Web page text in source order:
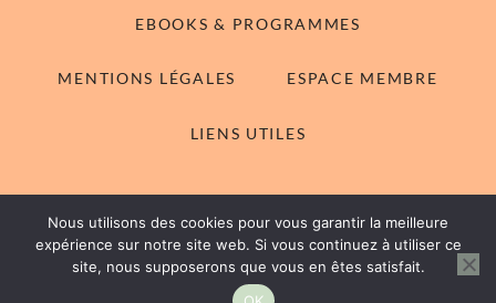
EBOOKS & PROGRAMMES
MENTIONS LÉGALES ESPACE MEMBRE
LIENS UTILES
© 2014-2026 With Emilie - Tous droits réservés
Rachel WordPress Themeby My Boutique Themes.
Nous utilisons des cookies pour vous garantir la meilleure
expérience sur notre site web. Si vous continuez à utiliser ce
site, nous supposerons que vous en êtes satisfait.